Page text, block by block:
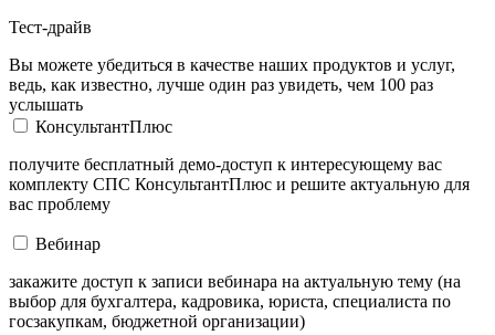
Тест-драйв
Вы можете убедиться в качестве наших продуктов и услуг,
ведь, как известно, лучше один раз увидеть, чем 100 раз
услышать
КонсультантПлюс
получите бесплатный демо-доступ к интересующему вас
комплекту СПС КонсультантПлюс и решите актуальную для
вас проблему
Вебинар
закажите доступ к записи вебинара на актуальную тему (на
выбор для бухгалтера, кадровика, юриста, специалиста по
госзакупкам, бюджетной организации)